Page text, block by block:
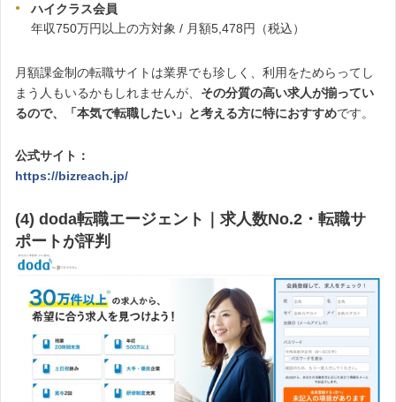
ハイクラス会員
年収750万円以上の方対象 / 月額5,478円（税込）
月額課金制の転職サイトは業界でも珍しく、利用をためらってし
まう人もいるかもしれませんが、 その分質の高い求人が揃ってい
るので、「本気で転職したい」と考える方に特におすすめです。
公式サイト：
https://bizreach.jp/
(4) doda転職エージェント｜求人数No.2・転職サ
ポートが評判